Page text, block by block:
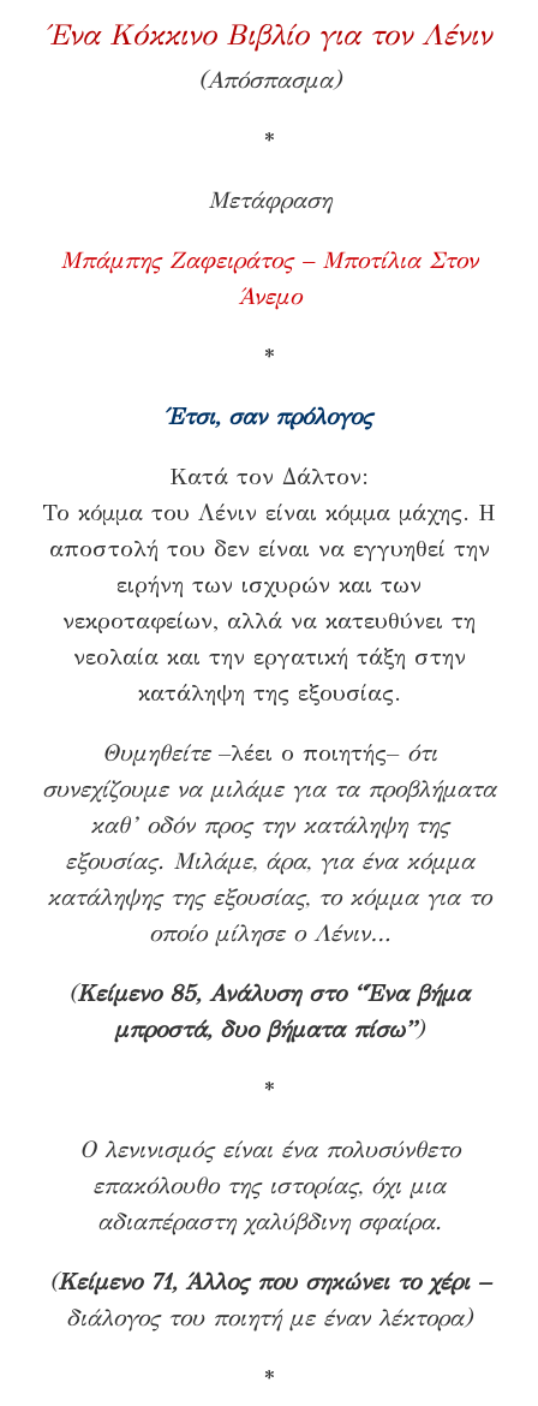
Ένα Κόκκινο Βιβλίο για τον Λένιν
(Απόσπασμα)
*
Μετάφραση
Μπάμπης Ζαφειράτος – Μποτίλια Στον
Άνεμο
*
Έτσι, σαν πρόλογος
Κατά τον Δάλτον:
Το κόμμα του Λένιν είναι κόμμα μάχης. Η
αποστολή του δεν είναι να εγγυηθεί την
ειρήνη των ισχυρών και των
νεκροταφείων, αλλά να κατευθύνει τη
νεολαία και την εργατική τάξη στην
κατάληψη της εξουσίας.
Θυμηθείτε–λέει ο ποιητής– ότι
συνεχίζουμε να μιλάμε για τα προβλήματα
καθ’ οδόν προς την κατάληψη της
εξουσίας. Μιλάμε, άρα, για ένα κόμμα
κατάληψης της εξουσίας, το κόμμα για το
οποίο μίλησε ο Λένιν…
(Κείμενο 85, Ανάλυση στο “Ένα βήμα
μπροστά, δυο βήματα πίσω”)
*
Ο λενινισμός είναι ένα πολυσύνθετο
επακόλουθο της ιστορίας, όχι μια
αδιαπέραστη χαλύβδινη σφαίρα.
(Κείμενο 71, Άλλος που σηκώνει το χέρι –
διάλογος του ποιητή με έναν λέκτορα)
*